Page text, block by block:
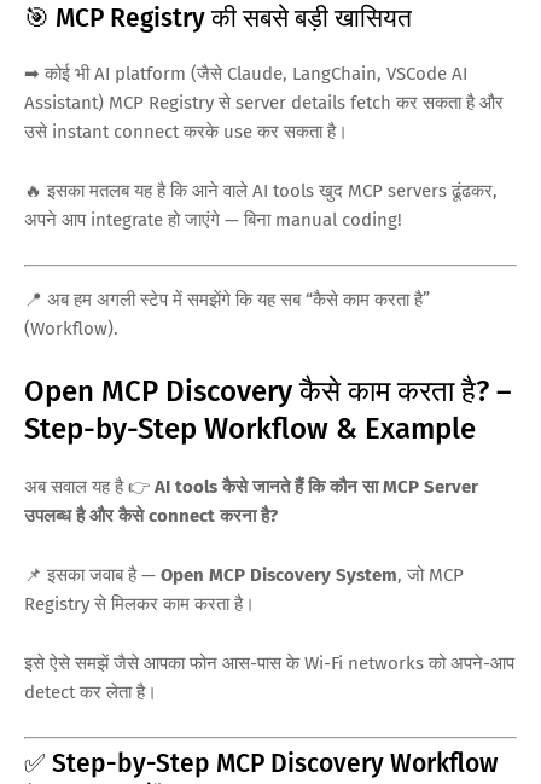
🎯 MCP Registry की सबसे बड़ी खासियत
➡ कोई भी AI platform (जैसे Claude, LangChain, VSCode AI
Assistant) MCP Registry से server details fetch कर सकता है और
उसे instant connect करके use कर सकता है।
🔥 इसका मतलब यह है कि आने वाले AI tools खुद MCP servers ढूंढकर,
अपने आप integrate हो जाएंगे — बिना manual coding!
📍 अब हम अगली स्टेप में समझेंगे कि यह सब “कैसे काम करता है”
(Workflow).
Open MCP Discovery कैसे काम करता है? –
Step-by-Step Workflow & Example
अब सवाल यह है 👉 AI tools कैसे जानते हैं कि कौन सा MCP Server
उपलब्ध है और कैसे connect करना है?
📌 इसका जवाब है — Open MCP Discovery System, जो MCP
Registry से मिलकर काम करता है।
इसे ऐसे समझें जैसे आपका फोन आस-पास के Wi-Fi networks को अपने-आप
detect कर लेता है।
✅ Step-by-Step MCP Discovery Workflow